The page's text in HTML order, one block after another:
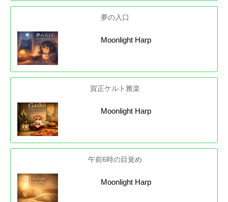
夢の入口
Moonlight Harp
賀正ケルト雅楽
Moonlight Harp
午前6時の目覚め
Moonlight Harp